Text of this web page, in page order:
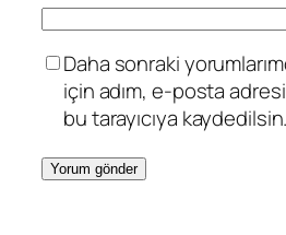
Daha sonraki
için adım, e-posta
bu tarayıcıya kaydedilsin.